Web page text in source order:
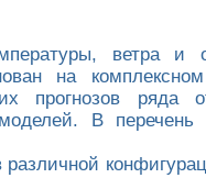
ветра и
на комплексном
прогнозов ряда
В перечень